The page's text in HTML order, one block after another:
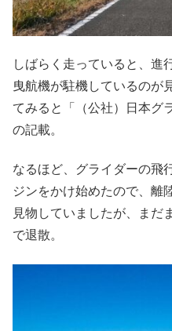
しばらく走っていると、進
曳航機が駐機しているのが
てみると「（公社）日本グ
の記載。
なるほど、グライダーの飛
ジンをかけ始めたので、離
見物していましたが、まだ
で退散。